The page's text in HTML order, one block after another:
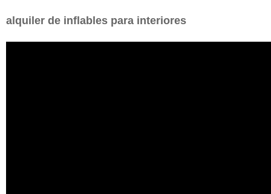
alquiler de inflables para interiores